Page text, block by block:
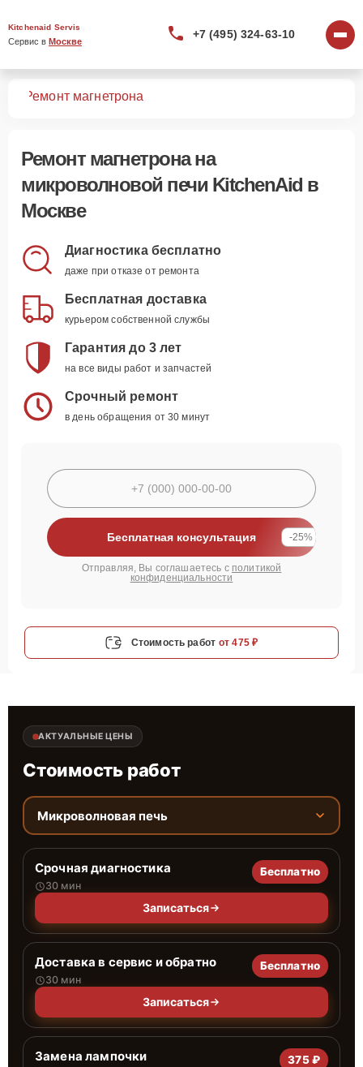
Kitchenaid Servis
Сервис в Москве
+7 (495) 324-63-10
Ремонт магнетрона
Ремонт магнетронана
микроволновой печи KitchenAid в
Москве
Диагностика бесплатно
даже при отказе от ремонта
Бесплатная доставка
курьером собственной службы
Гарантия до 3 лет
на все виды работ и запчастей
Срочный ремонт
в день обращения от 30 минут
Бесплатная консультация -25%
Отправляя, Вы соглашаетесь с политикой
конфиденциальности
Стоимость работ от 475 ₽
АКТУАЛЬНЫЕ ЦЕНЫ
Стоимость работ
Микроволновая печь
Срочная диагностика
30 мин
Бесплатно
Записаться
Доставка в сервис и обратно
30 мин
Бесплатно
Записаться
Замена лампочки 375 ₽